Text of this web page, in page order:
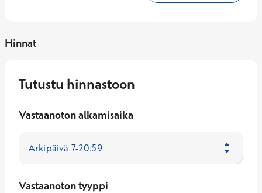
Hinnat
Tutustu hinnastoon
Vastaanoton alkamisaika
Vastaanoton tyyppi